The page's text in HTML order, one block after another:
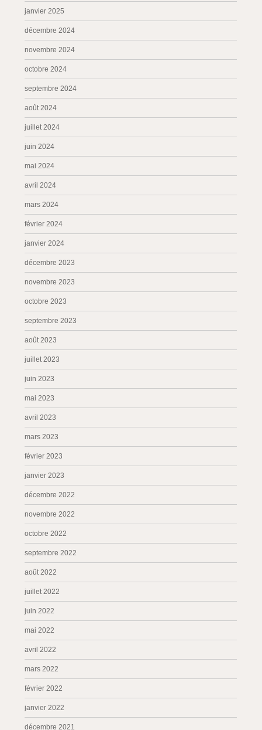
janvier 2025
décembre 2024
novembre 2024
octobre 2024
septembre 2024
août 2024
juillet 2024
juin 2024
mai 2024
avril 2024
mars 2024
février 2024
janvier 2024
décembre 2023
novembre 2023
octobre 2023
septembre 2023
août 2023
juillet 2023
juin 2023
mai 2023
avril 2023
mars 2023
février 2023
janvier 2023
décembre 2022
novembre 2022
octobre 2022
septembre 2022
août 2022
juillet 2022
juin 2022
mai 2022
avril 2022
mars 2022
février 2022
janvier 2022
décembre 2021